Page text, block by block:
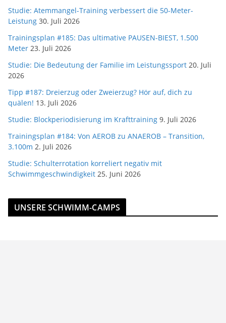
Studie: Atemmangel-Training verbessert die 50-Meter-
Leistung 30. Juli 2026
Trainingsplan #185: Das ultimative PAUSEN-BIEST, 1.500
Meter 23. Juli 2026
Studie: Die Bedeutung der Familie im Leistungssport 20. Juli
2026
Tipp #187: Dreierzug oder Zweierzug? Hör auf, dich zu
quälen! 13. Juli 2026
Studie: Blockperiodisierung im Krafttraining 9. Juli 2026
Trainingsplan #184: Von AEROB zu ANAEROB – Transition,
3.100m 2. Juli 2026
Studie: Schulterrotation korreliert negativ mit
Schwimmgeschwindigkeit 25. Juni 2026
UNSERE SCHWIMM-CAMPS